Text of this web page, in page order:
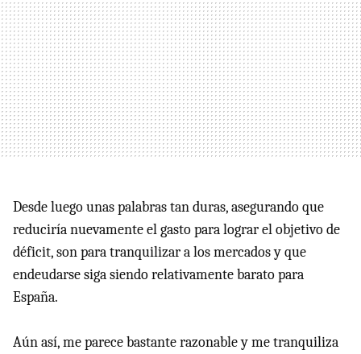
Desde luego unas palabras tan duras, asegurando que
reduciría nuevamente el gasto para lograr el objetivo de
déficit, son para tranquilizar a los mercados y que
endeudarse siga siendo relativamente barato para
España.
Aún así, me parece bastante razonable y me tranquiliza